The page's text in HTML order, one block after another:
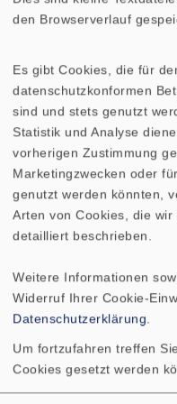
RICHTDIAGRAMM
Nennbelastbarkeit
Musikbelastbarkeit
Übertragungsbereich
(-10 dB)
Mittlerer
den Browserverlauf
Es gibt Cookies, die für
datenschutzkonformen
sind und stets genutzt
Statistik und Analyse
vorherigen Zustimmung
Marketingzwecken oder
genutzt werden könnten,
Arten von Cookies, die
detailliert beschrieben.
Weitere Informationen
Widerruf Ihrer Cookie-
Datenschutzerklärung.
Um fortzufahren treffen
Cookies gesetzt werden